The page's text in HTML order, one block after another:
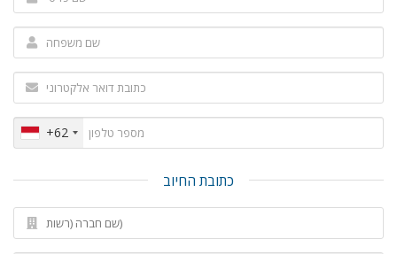
+62
כתובת החיוב